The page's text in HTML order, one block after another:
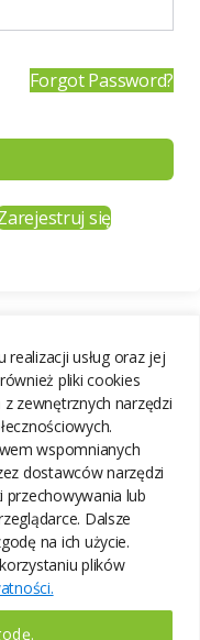
usług oraz jej
pliki cookies
zewnętrznych narzędzi
wspomnianych
dostawców narzędzi
przechowywania lub
Dalsze
na ich użycie.
plików
Forgot Password?
się